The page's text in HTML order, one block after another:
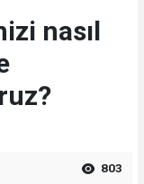
nasıl
803